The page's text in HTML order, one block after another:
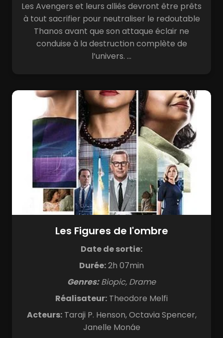
Les Avengers et leurs alliés devront être prêts
à tout sacrifier pour neutraliser le redoutable
Thanos avant que son attaque éclair ne
conduise à la destruction complète de
l’univers. ...
Les Figures de l'ombre
Date de sortie:
Durée:2h 07min
Genres:Biopic, Drame
Réalisateur: Theodore Melfi
Acteurs:Taraji P. Henson, Octavia Spencer,
Janelle Monáe